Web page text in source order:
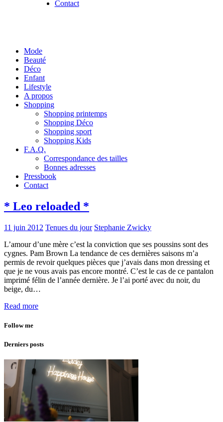
Contact
Mode
Beauté
Déco
Enfant
Lifestyle
A propos
Shopping
Shopping printemps
Shopping Déco
Shopping sport
Shopping Kids
F.A.Q.
Correspondance des tailles
Bonnes adresses
Pressbook
Contact
* Leo reloaded *
11 juin 2012 Tenues du jour Stephanie Zwicky
L’amour d’une mère c’est la conviction que ses poussins sont des
cygnes. Pam Brown La tendance de ces dernières saisons m’a
permis de revoir quelques pièces que j’avais dans mon dressing et
que je ne vous avais pas encore montré. C’est le cas de ce pantalon
imprimé félin de l’année dernière. Je l’ai porté avec du noir, du
beige, du…
Read more
Follow me
Derniers posts